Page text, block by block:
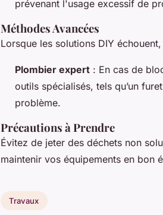
prévenant l'usage excessif de
Méthodes Avancées
Lorsque les solutions DIY
Plombier expert : En cas de
outils spécialisés, tels qu’un
problème.
Précautions à Prendre
Évitez de jeter des déchets non
maintenir vos équipements en bon
Travaux